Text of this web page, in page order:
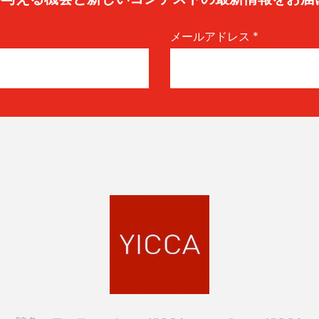
メールアドレス *